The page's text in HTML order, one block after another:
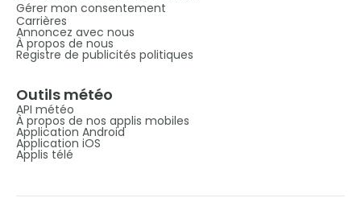
Gérer mon consentement
Carrières
Annoncez avec nous
À propos de nous
Registre de publicités politiques
Outils météo
API météo
À propos de nos applis mobiles
Application Android
Application iOS
Applis télé